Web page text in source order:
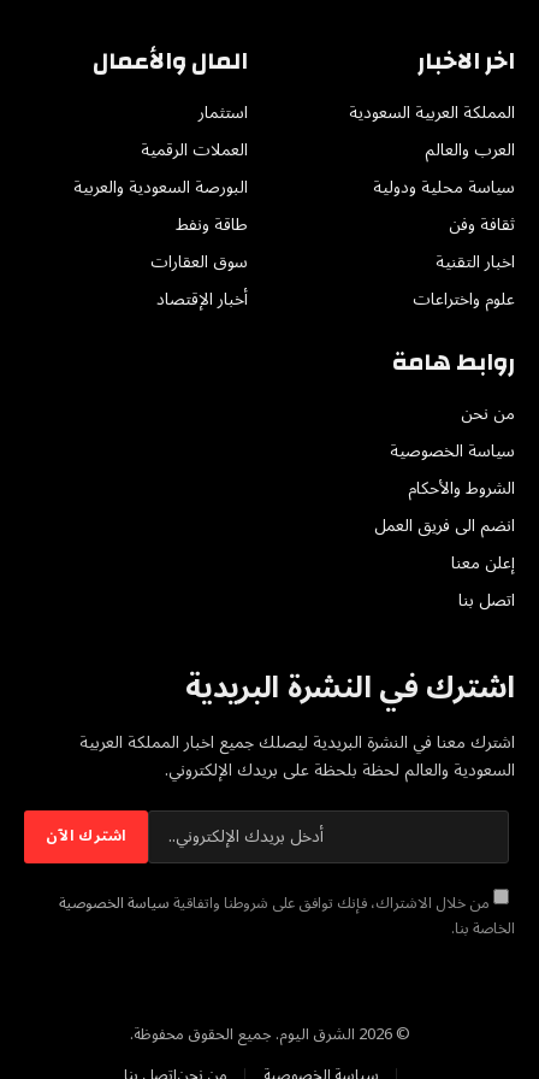
اخر الاخبار
المملكة العربية السعودية
العرب والعالم
سياسة محلية ودولية
ثقافة وفن
اخبار التقنية
علوم واختراعات
المال والأعمال
استثمار
العملات الرقمية
البورصة السعودية والعربية
طاقة ونفط
سوق العقارات
أخبار الإقتصاد
روابط هامة
من نحن
سياسة الخصوصية
الشروط والأحكام
انضم الى فريق العمل
إعلن معنا
اتصل بنا
اشترك في النشرة البريدية
اشترك معنا في النشرة البريدية ليصلك جميع اخبار المملكة العربية
السعودية والعالم لحظة بلحظة على بريدك الإلكتروني.
من خلال الاشتراك، فإنك توافق على شروطنا واتفاقيةسياسة الخصوصية
الخاصة بنا.
© 2026 الشرق اليوم. جميع الحقوق محفوظة.